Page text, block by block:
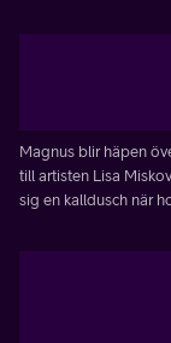
Magnus blir häpen
till artisten Lisa
sig en kalldusch när